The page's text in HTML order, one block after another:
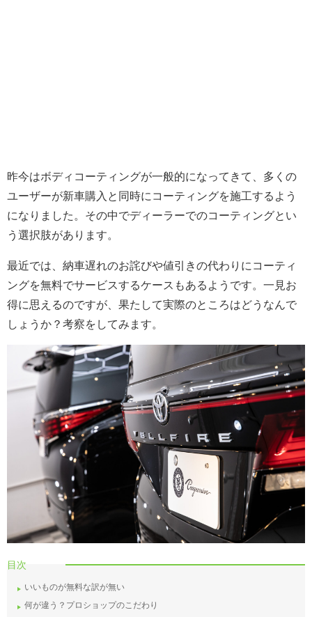
昨今はボディコーティングが一般的になってきて、多くの
ユーザーが新車購入と同時にコーティングを施工するよう
になりました。その中でディーラーでのコーティングとい
う選択肢があります。
最近では、納車遅れのお詫びや値引きの代わりにコーティ
ングを無料でサービスするケースもあるようです。一見お
得に思えるのですが、果たして実際のところはどうなんで
しょうか？考察をしてみます。
目次
いいものが無料な訳が無い
何が違う？プロショップのこだわり